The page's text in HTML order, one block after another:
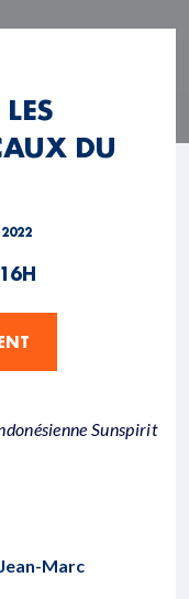
DU
Sunspirit
Marc